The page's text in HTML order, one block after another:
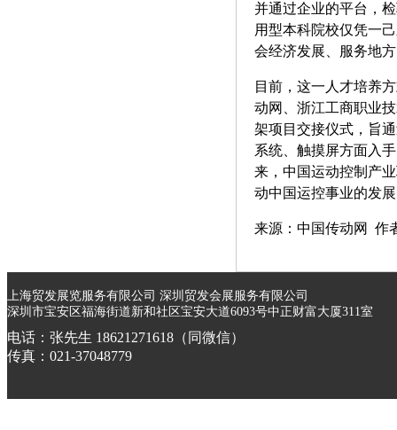
并通过企业的平台，
用型本科院校仅凭一
会经济发展、服务地
目前，这一人才培养
动网、浙江工商职业
架项目交接仪式，旨
系统、触摸屏方面入
来，中国运动控制产
动中国运控事业的发
来源：中国传动网 作
上海贸发展览服务有限公司 深圳贸发会展服务有限公司
深圳市宝安区福海街道新和社区宝安大道6093号中正财富大厦311室
电话：张先生 18621271618（同微信）
传真：021-37048779